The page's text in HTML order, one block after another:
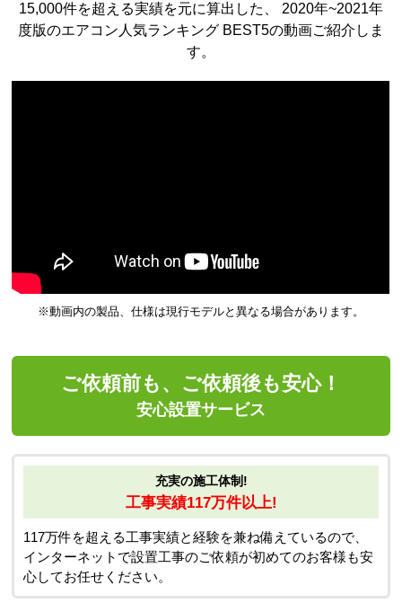
15,000件を超える実績を元に算出した、
2020年~2021年
度版のエアコン人気ランキング BEST5の動画ご紹介しま
す。
※動画内の製品、仕様は現行モデルと異なる場合があります。
ご依頼前も、ご依頼後も安心！
安心設置サービス
充実の施工体制!
工事実績117万件以上!
117万件を超える工事実績と経験を兼ね備えているので、
インターネットで設置工事のご依頼が初めてのお客様も安
心してお任せください。